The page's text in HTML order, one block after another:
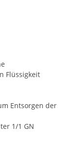
Flüssigkeit
Entsorgen der
1/1 GN